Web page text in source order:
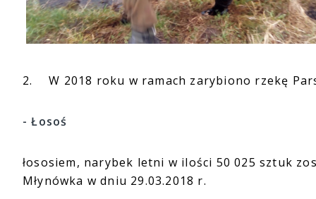
2. W 2018 roku w ramach zarybiono rzekę
- Łosoś
łososiem, narybek letni w ilości 50 025 sztuk
Młynówka w dniu 29.03.2018 r.